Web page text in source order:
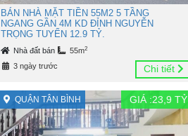
BÁN NHÀ MẶT TIỀN 55M2 5 TẦNG
NGANG GẦN 4M KD ĐỈNH NGUYỄN
TRỌNG TUYỂN 12.9 TỶ.
Nhà đất bán 55m2
3 ngày trước Chi tiết
QUẬN TÂN BÌNH GIÁ :23,9 TỶ